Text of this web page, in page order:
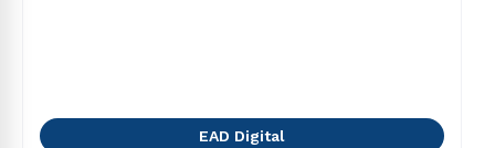
EAD Digital